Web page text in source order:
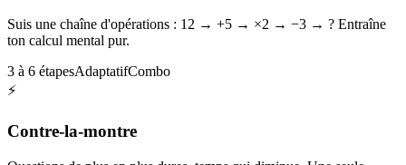
Suis une chaîne d'opérations : 12 → +5 → ×2 → −3 → ? Entraîne
ton calcul mental pur.
3 à 6 étapesAdaptatifCombo
⚡
Contre-la-montre